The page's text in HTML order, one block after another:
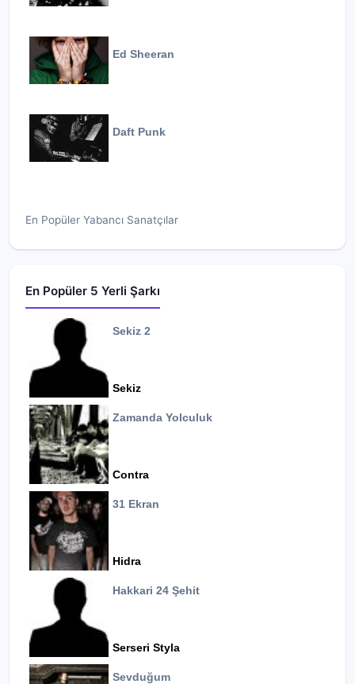
Ed Sheeran
Daft Punk
En Popüler Yabancı Sanatçılar
En Popüler 5 Yerli Şarkı
Sekiz 2
Sekiz
Zamanda Yolculuk
Contra
31 Ekran
Hidra
Hakkari 24 Şehit
Serseri Styla
Sevduğum